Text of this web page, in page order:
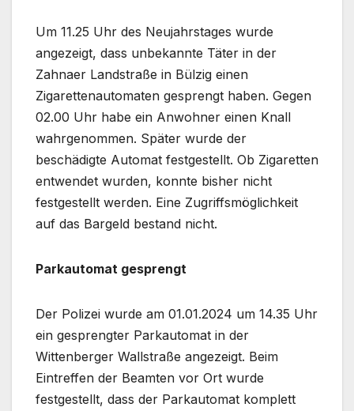
Um 11.25 Uhr des Neujahrstages wurde
angezeigt, dass unbekannte Täter in der
Zahnaer Landstraße in Bülzig einen
Zigarettenautomaten gesprengt haben. Gegen
02.00 Uhr habe ein Anwohner einen Knall
wahrgenommen. Später wurde der
beschädigte Automat festgestellt. Ob Zigaretten
entwendet wurden, konnte bisher nicht
festgestellt werden. Eine Zugriffsmöglichkeit
auf das Bargeld bestand nicht.
Parkautomat gesprengt
Der Polizei wurde am 01.01.2024 um 14.35 Uhr
ein gesprengter Parkautomat in der
Wittenberger Wallstraße angezeigt. Beim
Eintreffen der Beamten vor Ort wurde
festgestellt, dass der Parkautomat komplett